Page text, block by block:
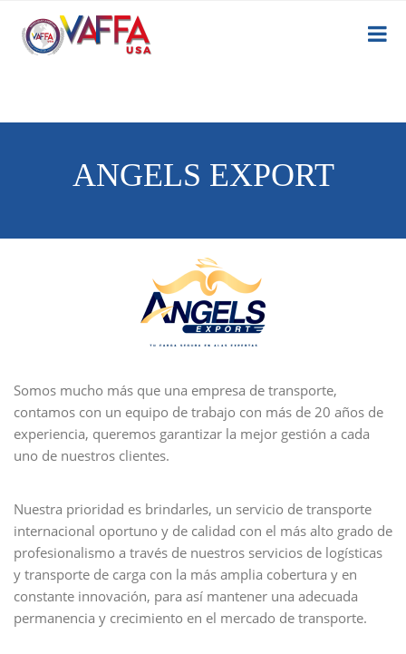
ANGELS EXPORT
Somos mucho más que una empresa de transporte,
contamos con un equipo de trabajo con más de 20 años de
experiencia, queremos garantizar la mejor gestión a cada
uno de nuestros clientes.
Nuestra prioridad es brindarles, un servicio de transporte
internacional oportuno y de calidad con el más alto grado de
profesionalismo a través de nuestros servicios de logísticas
y transporte de carga con la más amplia cobertura y en
constante innovación, para así mantener una adecuada
permanencia y crecimiento en el mercado de transporte.